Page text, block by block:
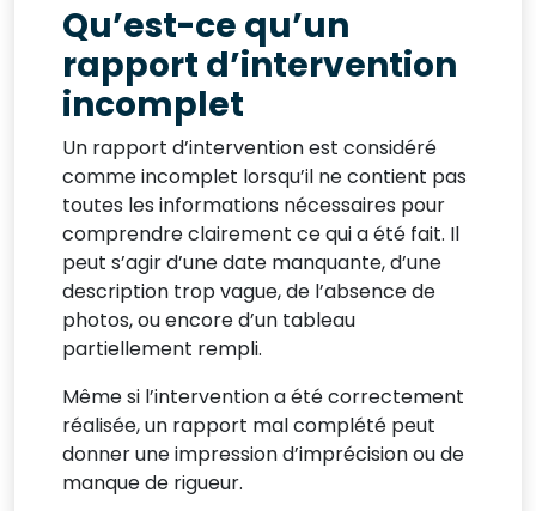
Qu’est-ce qu’un
rapport d’intervention
incomplet
Un rapport d’intervention est considéré
comme incomplet lorsqu’il ne contient pas
toutes les informations nécessaires pour
comprendre clairement ce qui a été fait. Il
peut s’agir d’une date manquante, d’une
description trop vague, de l’absence de
photos, ou encore d’un tableau
partiellement rempli.
Même si l’intervention a été correctement
réalisée, un rapport mal complété peut
donner une impression d’imprécision ou de
manque de rigueur.